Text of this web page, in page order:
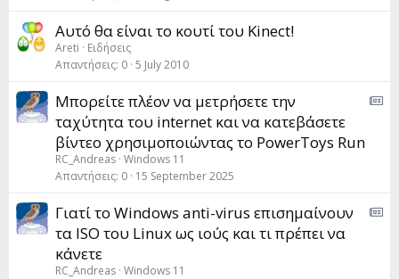
Αυτό θα είναι το κουτί του Kinect!
Areti
Ειδήσεις
Απαντήσεις 0 5 July 2010
A
t
Μπορείτε πλέον να μετρήσετε την
ταχύτητα του internet και να κατεβάσετε
βίντεο χρησιμοποιώντας το PowerToys Run
RC_Andreas Windows 11
Απαντήσεις 0 15 September 2025
A
Γιατί το Windows anti-virus επισημαίνουν
τα ISO του Linux ως ιούς και τι πρέπει να
κάνετε
RC_Andreas Windows 11